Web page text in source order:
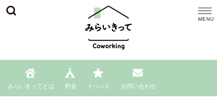
みらいきってとは 料金 イベント お問い合わせ